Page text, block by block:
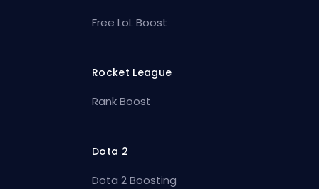
Free LoL Boost
Rocket League
Rank Boost
Dota 2
Dota 2 Boosting